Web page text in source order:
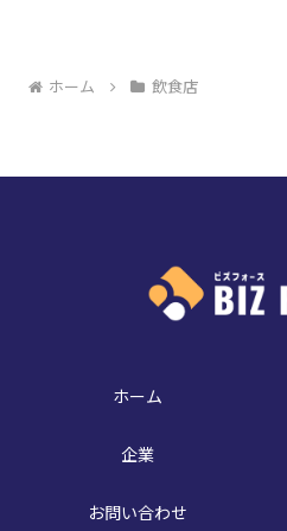
ホーム 飲食店
ホーム
企業
お問い合わせ